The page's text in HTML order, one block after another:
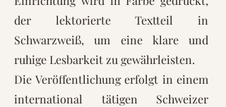
der lektorierte Textteil in
Schwarzweiß, um eine klare und
ruhige Lesbarkeit zu gewährleisten.
Die Veröffentlichung erfolgt in einem
international tätigen Schweizer